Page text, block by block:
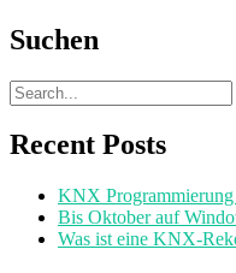
Suchen
Recent Posts
KNX Programmierung
Bis Oktober auf
Was ist eine KNX-